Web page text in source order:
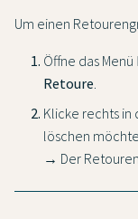
Um einen
Öffne das Menü
Retoure.
Klicke rechts in
löschen
→ Der